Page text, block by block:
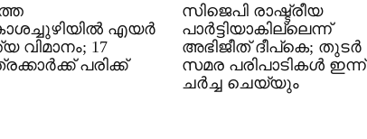
എയർ
വിമാനം; 17
പരിക്ക്
സിജെപി രാഷ്ട്രീയ
പാർട്ടിയാകില്ലെന്ന്
അഭിജീത് ദീപ്കെ; തുടർ
സമര പരിപാടികൾ ഇന്ന്
ചർച്ച ചെയ്യും